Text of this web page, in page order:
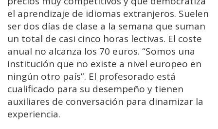
el aprendizaje de idiomas extranjeros. Suelen
ser dos días de clase a la semana que suman
un total de casi cinco horas lectivas. El coste
anual no alcanza los 70 euros. “Somos una
institución que no existe a nivel europeo en
ningún otro país”. El profesorado está
cualificado para su desempeño y tienen
auxiliares de conversación para dinamizar la
experiencia.